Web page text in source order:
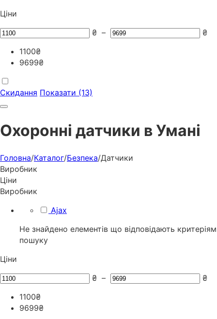
Ціни
₴ –
₴
1100₴
9699₴
Скидання Показати (13)
Охоронні датчики в Умані
Головна/Каталог/Безпека/Датчики
Виробник
Ціни
Виробник
Ajax
Не знайдено елементів що відповідають критеріям
пошуку
Ціни
₴ –
₴
1100₴
9699₴